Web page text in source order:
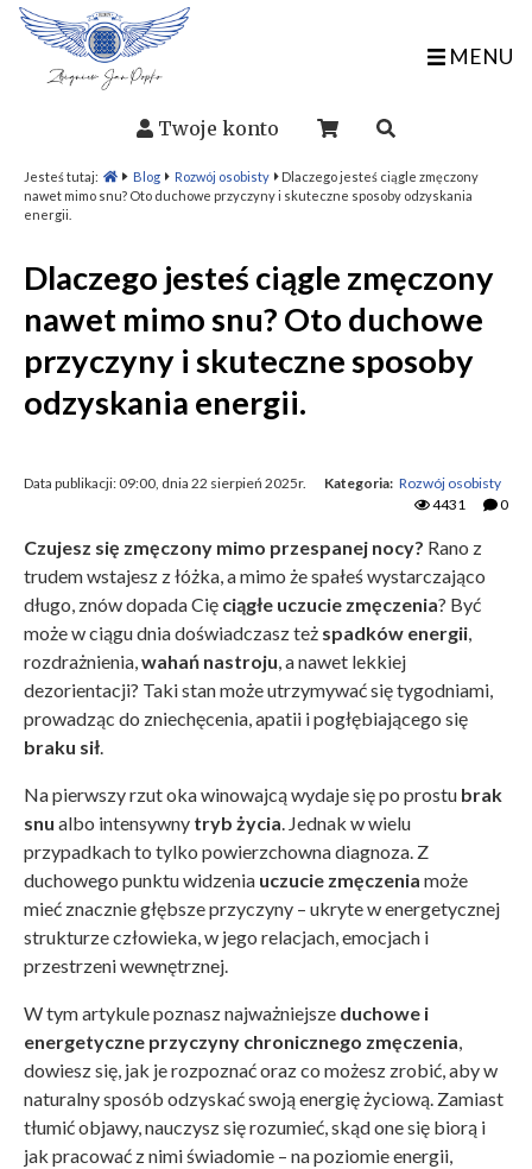
MENU
Twoje konto
Jesteś tutaj: Blog Rozwój osobisty
Dlaczego jesteś ciągle zmęczony
nawet mimo snu? Oto duchowe przyczyny i skuteczne sposoby odzyskania
energii.
Dlaczego jesteś ciągle zmęczony
nawet mimo snu? Oto duchowe
przyczyny i skuteczne sposoby
odzyskania energii.
Data publikacji: 09:00, dnia 22 sierpień 2025r. Kategoria: Rozwój osobisty
4431
0
Czujesz się zmęczony mimo przespanej nocy? Rano z
trudem wstajesz z łóżka, a mimo że spałeś wystarczająco
długo, znów dopada Cię ciągłe uczucie zmęczenia? Być
może w ciągu dnia doświadczasz też spadków energii,
rozdrażnienia,wahań nastroju, a nawet lekkiej
dezorientacji? Taki stan może utrzymywać się tygodniami,
prowadząc do zniechęcenia, apatii i pogłębiającego się
braku sił.
Na pierwszy rzut oka winowajcą wydaje się po prostu brak
snu albo intensywny tryb życia. Jednak w wielu
przypadkach to tylko powierzchowna diagnoza. Z
duchowego punktu widzenia uczucie zmęczenia może
mieć znacznie głębsze przyczyny – ukryte w energetycznej
strukturze człowieka, w jego relacjach, emocjach i
przestrzeni wewnętrznej.
W tym artykule poznasz najważniejsze duchowe i
energetyczne przyczyny chronicznego zmęczenia,
dowiesz się, jak je rozpoznać oraz co możesz zrobić, aby w
naturalny sposób odzyskać swoją energię życiową. Zamiast
tłumić objawy, nauczysz się rozumieć, skąd one się biorą i
jak pracować z nimi świadomie – na poziomie energii,